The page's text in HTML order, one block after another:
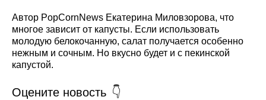
Автор PopCornNews Екатерина Миловзорова, что
многое зависит от капусты. Если использовать
молодую белокочанную, салат получается особенно
нежным и сочным. Но вкусно будет и с пекинской
капустой.
Оцените новость